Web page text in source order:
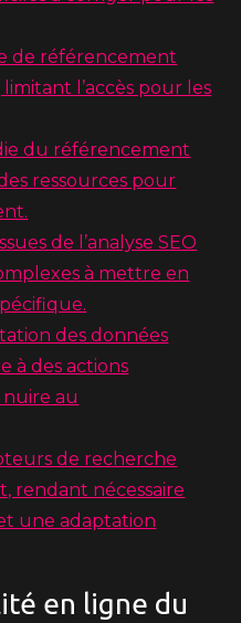
de référencement
l’accès pour les
du référencement
ressources pour
de l’analyse SEO
à mettre en
des données
à des actions
au
de recherche
rendant nécessaire
une adaptation
en ligne du